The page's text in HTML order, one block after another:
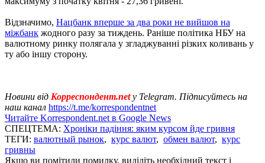
Відзначимо, Нацбанк вперше за два роки не вийшов на
міжбанк жодного разу за тиждень. Раніше політика НБУ на
валютному ринку полягала у згладжуванні різких коливань у
ту або іншу сторону.
Новини від Корреспондент.net у Telegram. Підписуйтесь на
наш канал https://t.me/korrespondentnet
Читайте Korrespondent.net в Google News
СПЕЦТЕМА: Хроніки падіння: яким курсом йде гривня
ТЕГИ: валютный рынок, курс валют, обмен валют, курс
гривны
Якщо ви помітили помилку, виділіть необхідний текст і